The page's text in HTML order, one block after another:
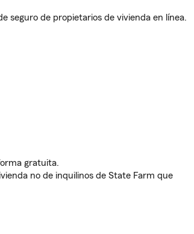
seguro de propietarios de vivienda en línea.
gratuita.
no de inquilinos de State Farm que